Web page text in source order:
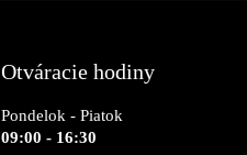
Otváracie hodiny
Pondelok - Piatok
09:00 - 16:30